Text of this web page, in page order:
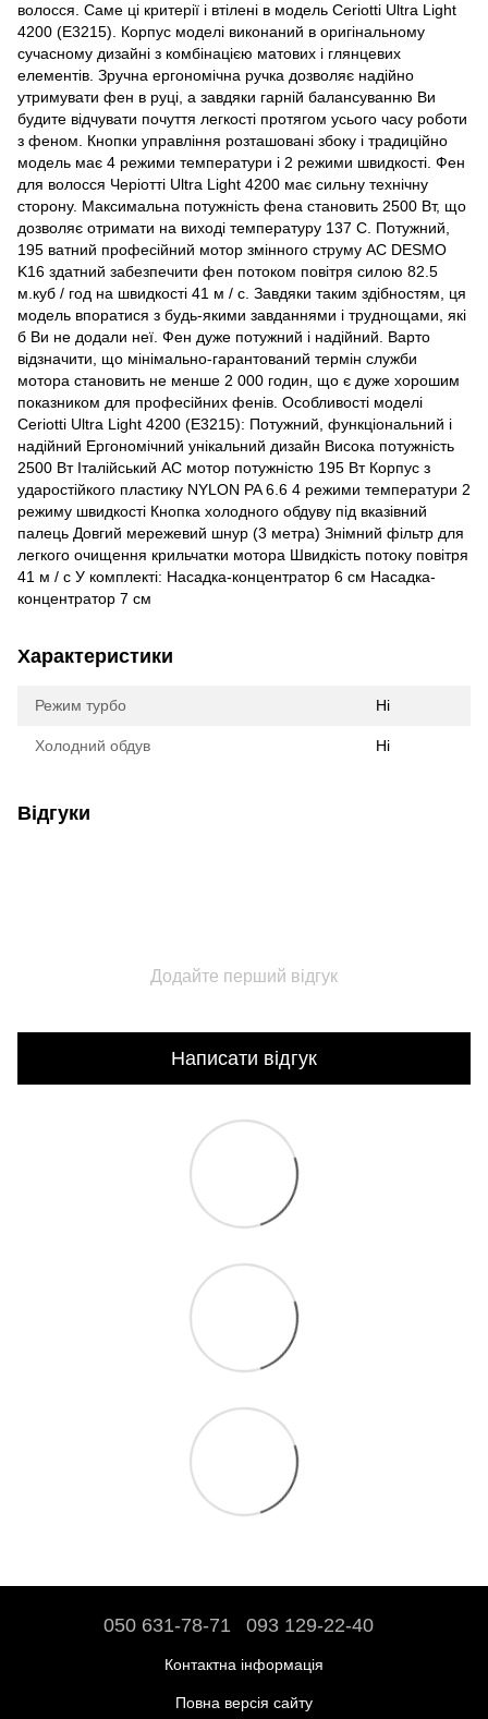
волосся. Саме ці критерії і втілені в модель Ceriotti Ultra Light
4200 (E3215). Корпус моделі виконаний в оригінальному
сучасному дизайні з комбінацією матових і глянцевих
елементів. Зручна ергономічна ручка дозволяє надійно
утримувати фен в руці, а завдяки гарній балансуванню Ви
будите відчувати почуття легкості протягом усього часу роботи
з феном. Кнопки управління розташовані збоку і традиційно
модель має 4 режими температури і 2 режими швидкості. Фен
для волосся Черіотті Ultra Light 4200 має сильну технічну
сторону. Максимальна потужність фена становить 2500 Вт, що
дозволяє отримати на виході температуру 137 C. Потужний,
195 ватний професійний мотор змінного струму AC DESMO
K16 здатний забезпечити фен потоком повітря силою 82.5
м.куб / год на швидкості 41 м / с. Завдяки таким здібностям, ця
модель впоратися з будь-якими завданнями і труднощами, які
б Ви не додали неї. Фен дуже потужний і надійний. Варто
відзначити, що мінімально-гарантований термін служби
мотора становить не менше 2 000 годин, що є дуже хорошим
показником для професійних фенів. Особливості моделі
Ceriotti Ultra Light 4200 (E3215): Потужний, функціональний і
надійний Ергономічний унікальний дизайн Висока потужність
2500 Вт Італійський AC мотор потужністю 195 Вт Корпус з
ударостійкого пластику NYLON PA 6.6 4 режими температури 2
режиму швидкості Кнопка холодного обдуву під вказівний
палець Довгий мережевий шнур (3 метра) Знімний фільтр для
легкого очищення крильчатки мотора Швидкість потоку повітря
41 м / с У комплекті: Насадка-концентратор 6 см Насадка-
концентратор 7 см
Характеристики
Режим турбо Ні
Холодний обдув Ні
Відгуки
Додайте перший відгук
Написати відгук
050 631-78-71 093 129-22-40
Контактна інформація
Повна версія сайту